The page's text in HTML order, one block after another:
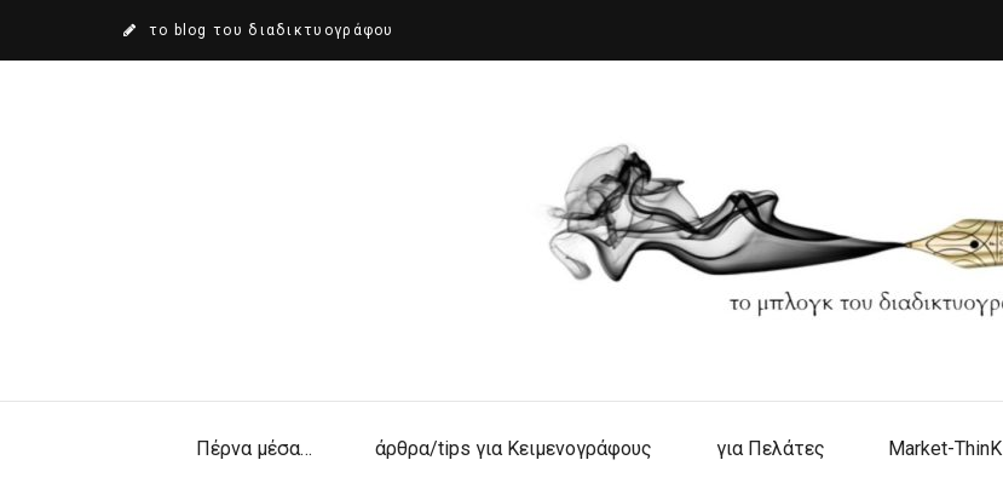
το blog του διαδικτυογράφου
Πέρνα μέσα… άρθρα/tips για Κειμενογράφους για Πελάτες Market-ThinK